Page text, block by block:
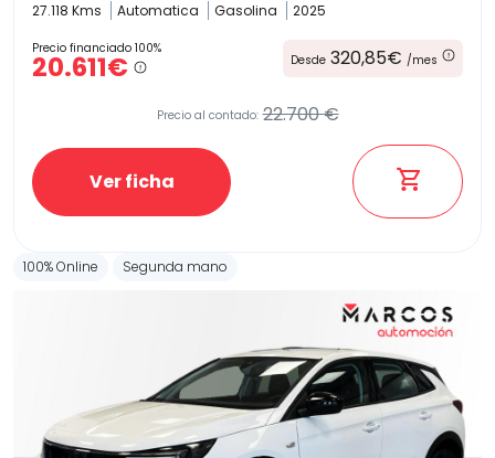
27.118 Kms
Automatica Gasolina 2025
Precio financiado 100%
20.611€ Desde 320,85€ /mes
Precio al contado: 22.700 €
Ver ficha
100% Online Segunda mano